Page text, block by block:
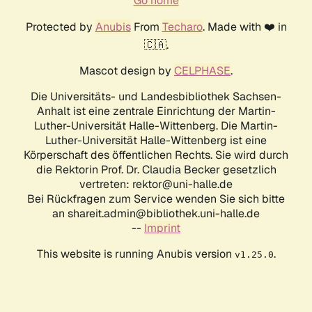
Protected by AnubisFrom Techaro. Made with ❤️ in
🇨🇦.
Mascot design by CELPHASE.
Die Universitäts- und Landesbibliothek Sachsen-
Anhalt ist eine zentrale Einrichtung der Martin-
Luther-Universität Halle-Wittenberg. Die Martin-
Luther-Universität Halle-Wittenberg ist eine
Körperschaft des öffentlichen Rechts. Sie wird durch
die Rektorin Prof. Dr. Claudia Becker gesetzlich
vertreten: rektor@uni-halle.de
Bei Rückfragen zum Service wenden Sie sich bitte
an shareit.admin@bibliothek.uni-halle.de
-- Imprint
This website is running Anubis version v1.25.0.